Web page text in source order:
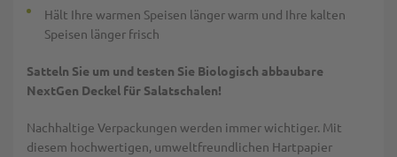
Hält Ihre warmen Speisen länger warm und Ihre kalten
Speisen länger frisch
Satteln Sie um und testen Sie Biologisch abbaubare
NextGen Deckel für Salatschalen!
Nachhaltige Verpackungen werden immer wichtiger. Mit
diesem hochwertigen, umweltfreundlichen Hartpapier